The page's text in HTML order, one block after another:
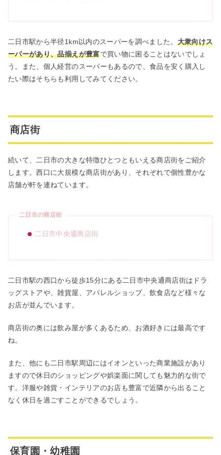
二日市駅から半径1km以内のスーパーを調べました。 大衆向けス
ーパーがあり、品揃えが豊富で買い物に困ることはないでしょ
う。また、個人経営のスーパーもあるので、食品を安く購入し
たい際はそちらも利用してみてください。
商店街
続いて、二日市の大きな特徴ひとつともいえる商店街をご紹介
します。西口に大規模な商店街があり、それぞれで個性豊かな
店舗が軒を連ねています。
二日市の商店街
二日市中央通商店街
二日市駅の西口から徒歩15分にある二日市中央通商店街はドラ
ッグストアや、雑貨屋、アパレルショップ、飲食店など様々な
お店が並んでいます。
商店街の奥には飲み屋が多くあるため、お酒好きには最高です
ね。
また、他にも二日市駅周辺にはイオンといった商業施設があり
ますので休日のショッピングや娯楽面に関しても魅力的な街で
す。洋服や雑貨・インテリアのお店も豊富で近隣から出ること
なく休日を過ごすことができるでしょう。
保育園・幼稚園